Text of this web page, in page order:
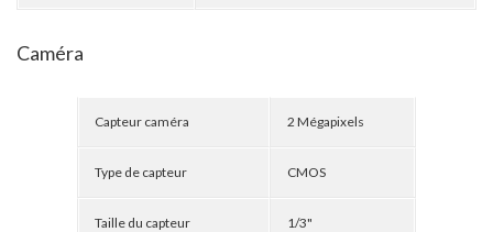
Caméra
Capteur caméra 2 Mégapixels
Type de capteur CMOS
Taille du capteur 1/3"